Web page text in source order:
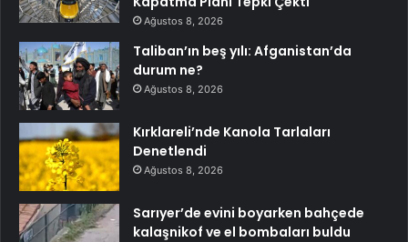
Ağustos 8, 2026
Taliban’ın beş yılı: Afganistan’da
durum ne?
Ağustos 8, 2026
Kırklareli’nde Kanola Tarlaları
Denetlendi
Ağustos 8, 2026
Sarıyer’de evini boyarken bahçede
kalaşnikof ve el bombaları buldu